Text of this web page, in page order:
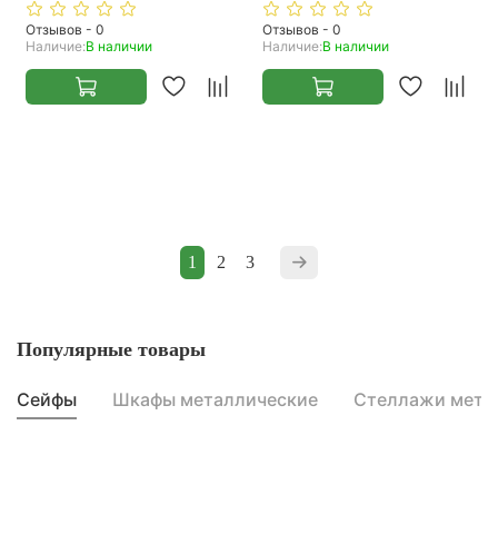
Отзывов - 0
Наличие:В наличии
Отзывов - 0
Наличие:В наличии
1 2 3
Популярные товары
Сейфы Шкафы металлические Стеллажи